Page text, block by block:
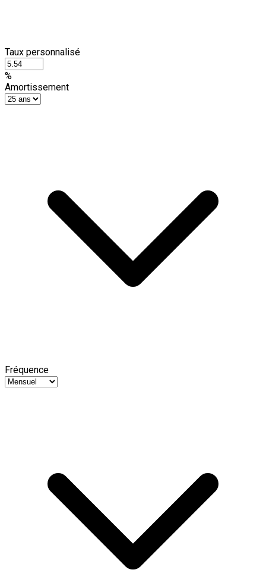
Taux personnalisé
%
Amortissement
Fréquence